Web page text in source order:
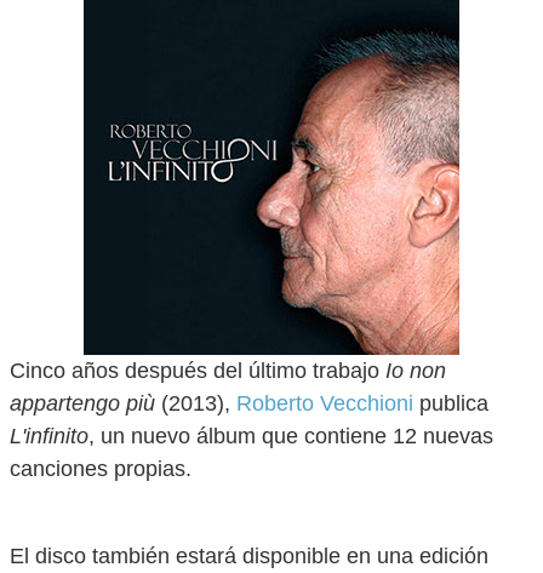
Cinco años después del último trabajo Io non
appartengo più (2013), Roberto Vecchioni publica
L'infinito, un nuevo álbum que contiene 12 nuevas
canciones propias.
El disco también estará disponible en una edición